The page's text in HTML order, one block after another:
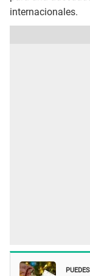
internacionales.